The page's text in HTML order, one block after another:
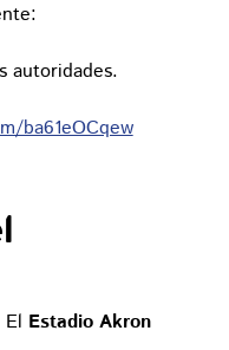
autoridades.
ba61eOCqew
Estadio Akron